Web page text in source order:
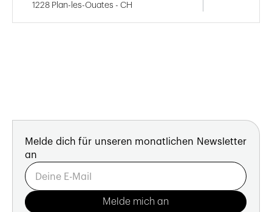
1228 Plan-les-Ouates - CH
Melde dich für unseren monatlichen Newsletter
an